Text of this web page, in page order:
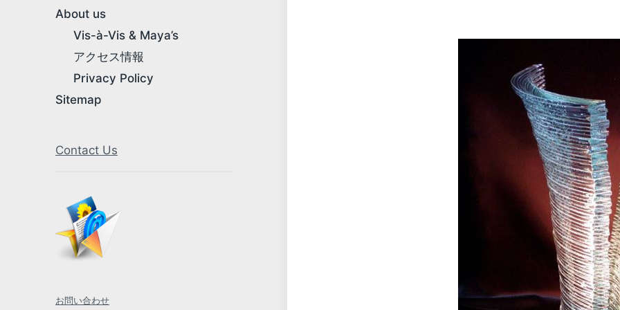
About us
Vis-à-Vis & Maya’s
アクセス情報
Privacy Policy
Sitemap
Contact Us
お問い合わせ